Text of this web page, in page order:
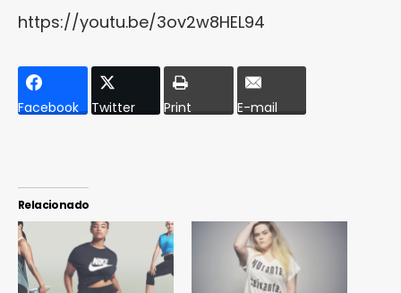
https://youtu.be/3ov2w8HEL94
Facebook Twitter Print E-mail
Relacionado